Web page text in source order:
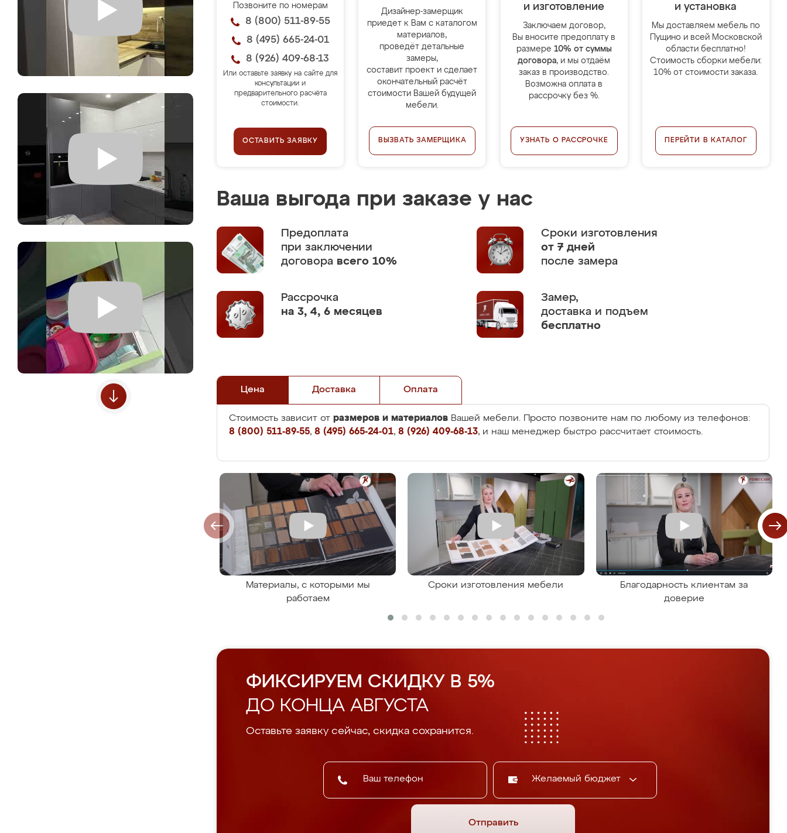
Позвоните по номерам
8 (800) 511-89-55
8 (495) 665-24-01
8 (926) 409-68-13
Или оставьте заявку на сайте для
консультации и
предварительного расчёта
стоимости.
ОСТАВИТЬ ЗАЯВКУ
Дизайнер-замерщик
приедет к Вам с каталогом
материалов,
проведёт детальные
замеры,
составит проект и сделает
окончательный расчёт
стоимости Вашей будущей
мебели.
ВЫЗВАТЬ ЗАМЕРЩИКА
и изготовление
Заключаем договор,
Вы вносите предоплату в
размере 10% от суммы
договора, и мы отдаём
заказ в производство.
Возможна оплата в
рассрочку без %.
УЗНАТЬ О РАССРОЧКЕ
и установка
Мы доставляем мебель по
Пущино и всей Московской
области бесплатно!
Стоимость сборки мебели:
10% от стоимости заказа.
ПЕРЕЙТИ В КАТАЛОГ
Ваша выгода при заказе у нас
Предоплата
при заключении
договора всего 10%
Сроки изготовления
от 7 дней
после замера
Рассрочка
на 3, 4, 6 месяцев
Замер,
доставка и подъем
бесплатно
Цена Доставка Оплата
Стоимость зависит от размеров и материалов Вашей мебели. Просто позвоните нам по любому из телефонов:
8 (800) 511-89-55, 8 (495) 665-24-01, 8 (926) 409-68-13, и наш менеджер быстро рассчитает стоимость.
Материалы, с которыми мы
работаем
Сроки изготовления мебели
Благодарность клиентам за
доверие
ФИКСИРУЕМ СКИДКУ В 5%
ДО КОНЦА АВГУСТА
Оставьте заявку сейчас, скидка сохранится.
Желаемый бюджет
Отправить